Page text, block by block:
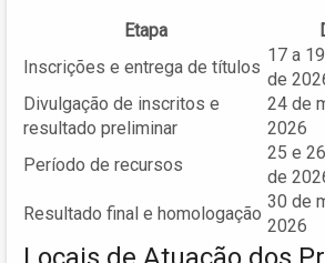
Etapa
Inscrições e entrega de títulos
17 a
de
Divulgação de inscritos e
resultado preliminar
24 de
2026
Período de recursos
25 e
de
Resultado final e homologação
30 de
2026